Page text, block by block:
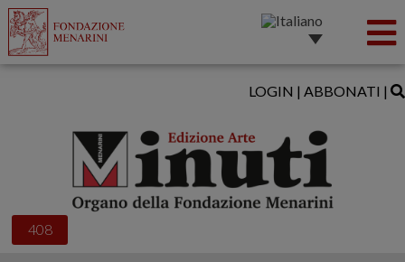
408
LOGIN | ABBONATI |